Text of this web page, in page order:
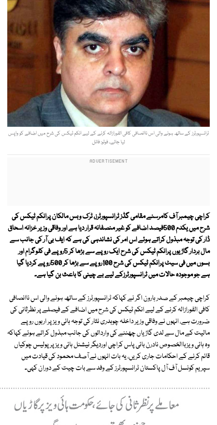
ٹرانسپورٹرز کے ساتھ ہونے والی اس ناانصافی کافی الفورازالہ کرنے کے لیے انکم ٹیکس کی شرح میں اضافے کو واپس
لیا جائے۔ فوٹو: فائل
کراچی چیمبر آف کامرسنے مقامی گڈز ٹرانسپورٹرز، ٹرک وبس مالکان پرانکم ٹیکس کی
شرح میں یکدم 500فیصد اضافے کو غیر منصفانہ قرار دیا ہے اور وفاقی وزیر خزانہ اسحاق
ڈار کی توجہ مبذول کراتے ہوئے اس امر کی نشاندہی کی ہے کہ ایف بی آر کی جانب سے
مال بردار گاڑیوں پرانکم ٹیکس کی شرح ایک روپے سے بڑھا کر 5روپے فی کلوگرام اور
بسوں میں فی سیٹ پرانکم ٹیکس کی شرح 100روپے سے بڑھا کر 500روپے کردیا گیا
ہے جو موجودہ حالات میں ٹرانسپورٹرزکے لیے بے چینی کا باعث بن گیا ہے۔
کراچی چیمبر کے صدر ہارون اگر نے کہاکہ ٹرانسپورٹرز کے ساتھ ہونے والی اس ناانصافی
کافی الفورازالہ کرنے کے لیے انکم ٹیکس کی شرح میں اضافے کے فیصلے پر نظرثانی کی
ضرورت ہے، انہوں نے وفاقی وزیر داخلہ چوہدری نثار کی توجہ ہائی ویز پر اربوں روپے
مالیت کے مال سے لدی گاڑیاں چھننے کی وارداتوں کی جانب مبذول کراتے ہوئے کہاکہ
وہ ہائی ویزباالخصوص نادرن بائی پاس کراچی اوردیگر نیشنل ہائی ویز پر پولیس چوکیاں
قائم کرنے کے احکامات جاری کریں، یہ بات انہوں نے آصف محمود کی قیادت میں
سپریم کونسل آف آل پاکستان ٹرانسپورٹرز کے وفد سے بات چیت کے دوران کہی۔